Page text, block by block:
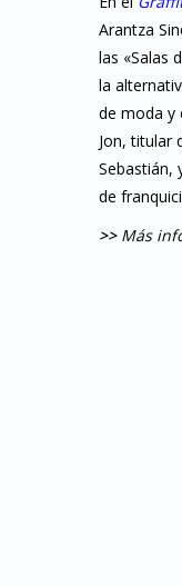
Arantza
las «Salas
la
de moda y
Jon, titular
Sebastián,
de
>> Más